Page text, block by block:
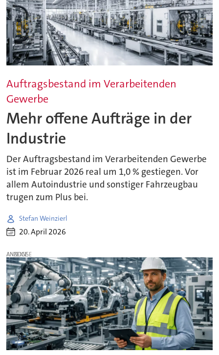
Auftragsbestand im Verarbeitenden
Gewerbe
Mehr offene Aufträge in der
Industrie
Der Auftragsbestand im Verarbeitenden Gewerbe
ist im Februar 2026 real um 1,0 % gestiegen. Vor
allem Autoindustrie und sonstiger Fahrzeugbau
trugen zum Plus bei.
Stefan Weinzierl
20. April 2026
ANZEIGE